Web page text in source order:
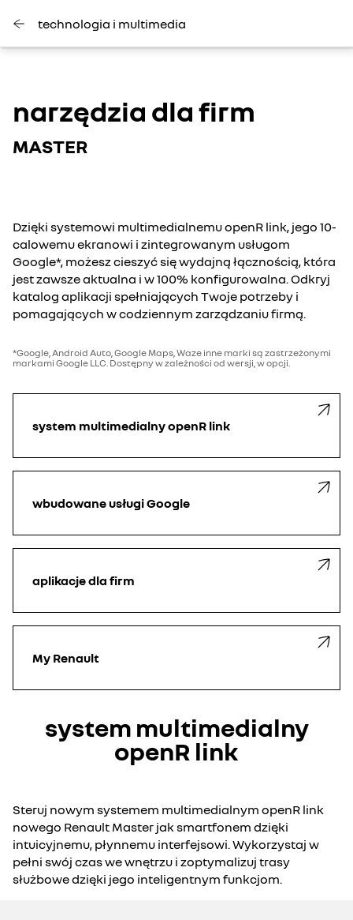
technologia i multimedia
narzędzia dla firm
MASTER
Dzięki systemowi multimedialnemu openR link, jego 10-
calowemu ekranowi i zintegrowanym usługom
Google*, możesz cieszyć się wydajną łącznością, która
jest zawsze aktualna i w 100% konfigurowalna. Odkryj
katalog aplikacji spełniających Twoje potrzeby i
pomagających w codziennym zarządzaniu firmą.
*Google, Android Auto, Google Maps, Waze inne marki są zastrzeżonymi
markami Google LLC. Dostępny w zależności od wersji, w opcji.
system multimedialny openR link
wbudowane usługi Google
aplikacje dla firm
My Renault
system multimedialny
openR link
Steruj nowym systemem multimedialnym openR link
nowego Renault Master jak smartfonem dzięki
intuicyjnemu, płynnemu interfejsowi. Wykorzystaj w
pełni swój czas we wnętrzu i zoptymalizuj trasy
służbowe dzięki jego inteligentnym funkcjom.